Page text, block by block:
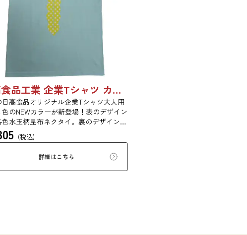
日高食品工業 企業Tシャツ カラー大人用
日高食品オリジナル企業Tシャツ大人用
色のNEWカラーが新登場！表のデザイン
色水玉柄昆布ネクタイ。裏のデザイン
KONBU，NO LIFE...（昆布のない生活
ありえない....）とても貴重な昆布ネクタ
シャツでおしゃれ通を極めてみません
布が好きなあの人へ、レアなTシャツを
ョンの方へ、普段使いにもう１枚、隠
(税込)
詳細はこちら